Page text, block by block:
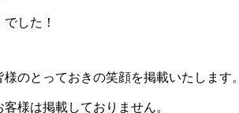
した！
様のとっておきの笑顔を掲載いたします。
様は掲載しておりません。